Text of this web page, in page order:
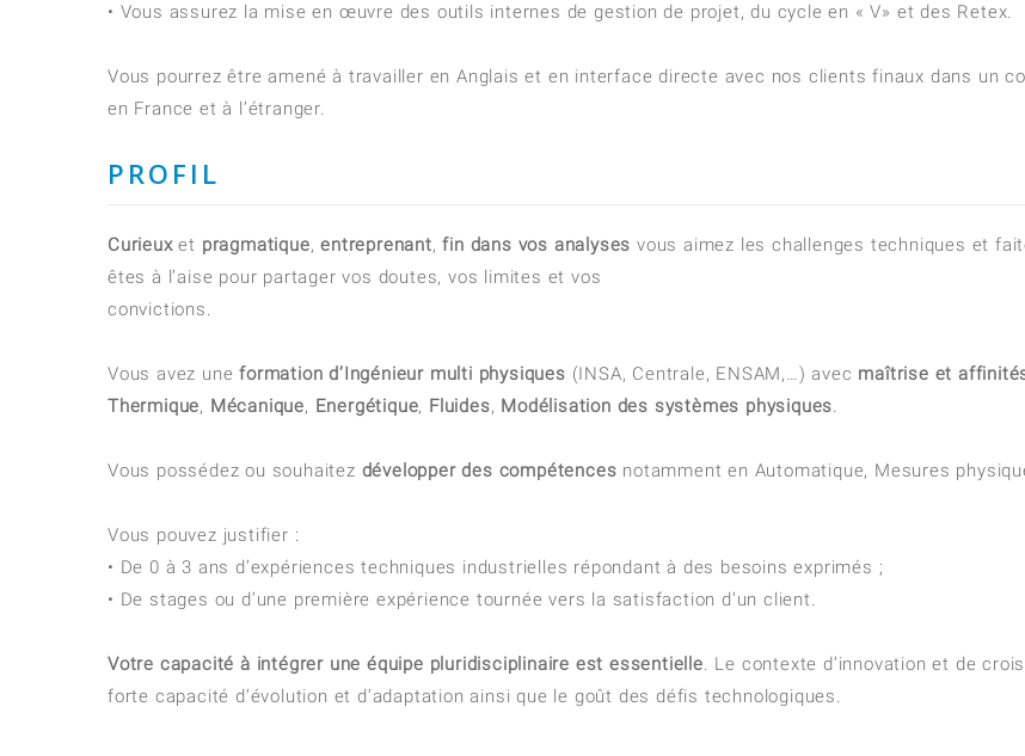
• Vous assurez la mise en œuvre des outils internes de gestion de projet, du cycle en « V» et des Retex.
Vous pourrez être amené à travailler en Anglais et en interface directe avec nos clients finaux dans un
en France et à l’étranger.
PROFIL
Curieuxet pragmatique,entreprenant,fin dans vos analyses vous aimez les challenges techniques et
êtes à l’aise pour partager vos doutes, vos limites et vos
convictions.
Vous avez uneformation d’Ingénieur multi physiques (INSA, Centrale, ENSAM,…) avec maîtrise et
Thermique, Mécanique, Energétique, Fluides, Modélisation des systèmes physiques.
Vous possédez ou souhaitez développer des compétences notamment en Automatique, Mesures
Vous pouvez justifier :
• De 0 à 3 ans d’expériences techniques industrielles répondant à des besoins exprimés ;
• De stages ou d’une première expérience tournée vers la satisfaction d’un client.
Votre capacité à intégrer une équipe pluridisciplinaire est essentielle. Le contexte d’innovation et de
forte capacité d’évolution et d’adaptation ainsi que le goût des défis technologiques.